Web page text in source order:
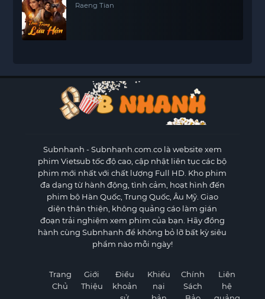
Raeng Tian
Subnhanh - Subnhanh.com.co là website xem
phim Vietsub tốc độ cao, cập nhật liên tục các bộ
phim mới nhất với chất lượng Full HD. Kho phim
đa dạng từ hành động, tình cảm, hoạt hình đến
phim bộ Hàn Quốc, Trung Quốc, Âu Mỹ. Giao
diện thân thiện, không quảng cáo làm gián
đoạn trải nghiệm xem phim của bạn. Hãy đồng
hành cùng Subnhanh để không bỏ lỡ bất kỳ siêu
phẩm nào mỗi ngày!
Trang
Chủ
Giới
Thiệu
Điều
khoản
Khiếu
nại
Chính
Sách
Liên
hệ